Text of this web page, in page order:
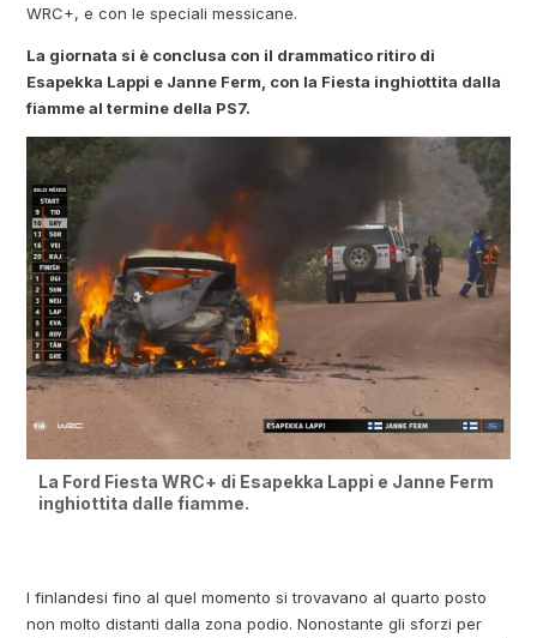
WRC+, e con le speciali messicane.
La giornata si è conclusa con il drammatico ritiro di
Esapekka Lappi e Janne Ferm, con la Fiesta inghiottita dalla
fiamme al termine della PS7.
La Ford Fiesta WRC+ di Esapekka Lappi e Janne Ferm
inghiottita dalle fiamme.
I finlandesi fino al quel momento si trovavano al quarto posto
non molto distanti dalla zona podio. Nonostante gli sforzi per